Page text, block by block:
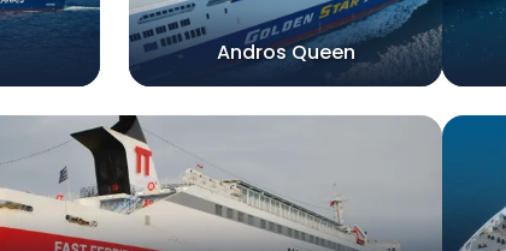
Andros Queen